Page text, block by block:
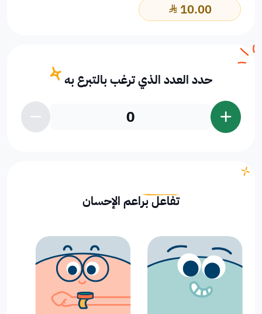
10.00 ﷼
حدد العدد الذي ترغب بالتبرع به
تفاعل براعم الإحسان